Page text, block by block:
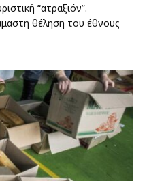
“ατραξιόν”.
θέληση του έθνους